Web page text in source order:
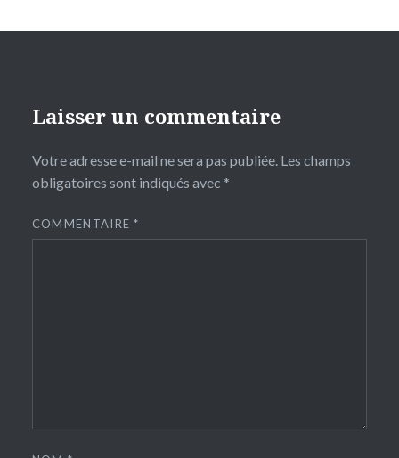
Laisser un commentaire
Votre adresse e-mail ne sera pas publiée. Les champs
obligatoires sont indiqués avec *
COMMENTAIRE*